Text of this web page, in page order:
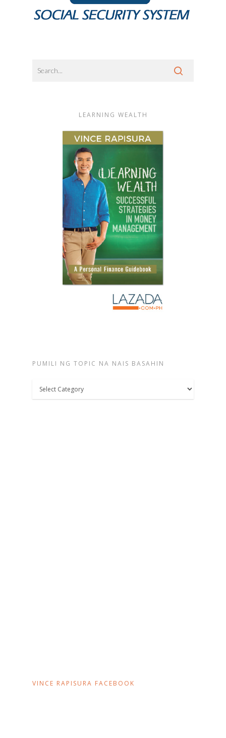
LEARNING WEALTH
PUMILI NG TOPIC NA NAIS BASAHIN
Pumili
ng
VINCE RAPISURA FACEBOOK